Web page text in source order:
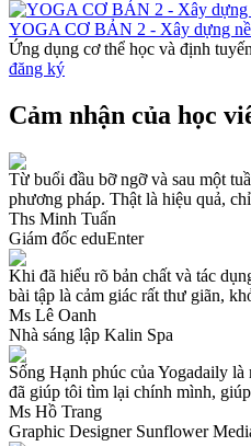
YOGA CƠ BẢN 2 - Xây dựng
Ứng dụng cơ thể học và định
đăng ký
Cảm nhận của học
Từ buổi đầu bỡ ngỡ và sau một
phương pháp. Thật là hiệu quả,
Ths Minh Tuấn
Giám đốc eduEnter
Khi đã hiểu rõ bản chất và tác
bài tập là cảm giác rất thư giãn,
Ms Lê Oanh
Nhà sáng lập Kalin Spa
Sống Hạnh phúc của Yogadaily
đã giúp tôi tìm lại chính mình,
Ms Hồ Trang
Graphic Designer Sunflower